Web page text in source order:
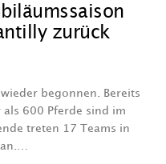
zurück
begonnen. Bereits
600 Pferde sind im
treten 17 Teams in